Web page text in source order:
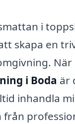
i
skapa en
i Boda är
inhandla
från